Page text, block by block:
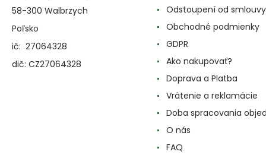
58-300 Walbrzych
Poľsko
ič: 27064328
dič: CZ27064328
Odstoupení od smlouvy
Obchodné podmienky
GDPR
Ako nakupovať?
Doprava a Platba
Vrátenie a reklamácie
Doba spracovania
O nás
FAQ